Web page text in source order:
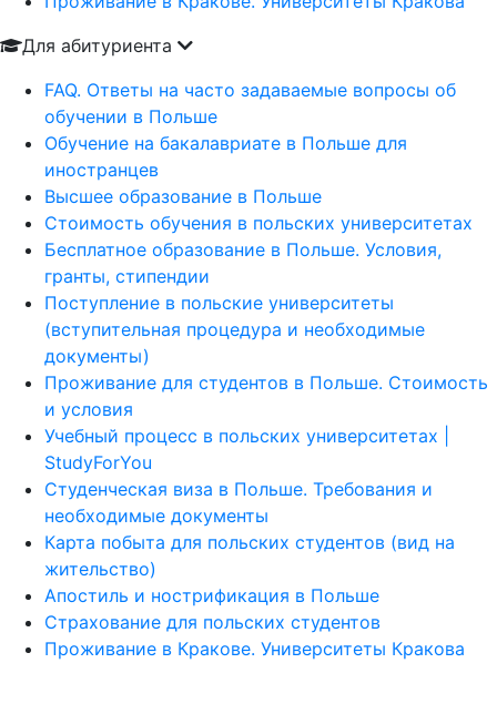
Для абитуриента
FAQ. Ответы на часто задаваемые вопросы об
обучении в Польше
Обучение на бакалавриате в Польше для
иностранцев
Высшее образование в Польше
Стоимость обучения в польских университетах
Бесплатное образование в Польше. Условия,
гранты, стипендии
Поступление в польские университеты
(вступительная процедура и необходимые
документы)
Проживание для студентов в Польше. Стоимость
и условия
Учебный процесс в польских университетах |
StudyForYou
Студенческая виза в Польше. Требования и
необходимые документы
Карта побыта для польских студентов (вид на
жительство)
Апостиль и нострификация в Польше
Страхование для польских студентов
Проживание в Кракове. Университеты Кракова